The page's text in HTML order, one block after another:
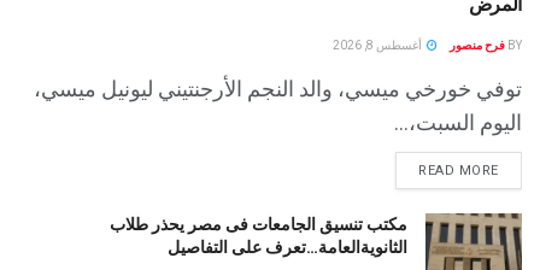
BY فرح منصور أغسطس 8, 2026
توفي خورخي ميسي، والد النجم الأرجنتيني ليونيل ميسي،
اليوم السبت،...
READ MORE
مكتب تنسيق الجامعات فى مصر يحذر طلاب
الثانويةالعامة…تعرف على التفاصيل